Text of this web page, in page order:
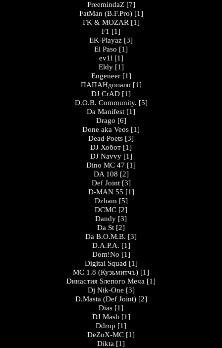
FreemindaZ [7]
FatMan (B.F.Pro) [1]
FK & MOZAR [1]
F1 [1]
EK-Playaz [3]
El Paso [1]
ev1l [1]
Eldy [1]
Engeneer [1]
ПАПАНдопало [1]
DJ CrAD [1]
D.O.B. Community. [5]
Da Manifest [1]
Drago [6]
Done aka Veos [1]
Dead Poets [3]
DJ Хобот [1]
DJ Navvy [1]
Dino MC 47 [1]
DA 108 [2]
Def Joint [3]
D-MAN 55 [1]
Dzham [5]
DCMC [2]
Dandy [3]
Da St [2]
Da B.O.M.B. [3]
D.A.P.A. [1]
Dom!No [1]
Digital Squad [1]
MC 1.8 (Кузьмитчъ) [1]
Dинастия Sлепого Меча [1]
Dj Nik-One [3]
D.Masta (Def Joint) [2]
Dias [1]
DJ Mash [1]
Ddrop [1]
DeZoX-MC [1]
Dikta [1]